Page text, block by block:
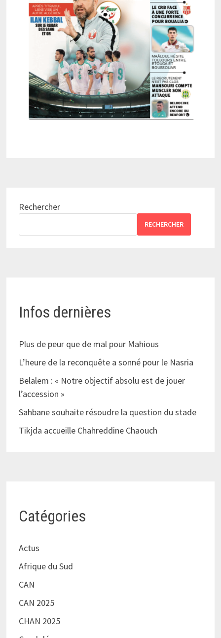
Rechercher
RECHERCHER
Infos dernières
Plus de peur que de mal pour Mahious
L’heure de la reconquête a sonné pour le Nasria
Belalem : « Notre objectif absolu est de jouer
l’accession »
Sahbane souhaite résoudre la question du stade
Tikjda accueille Chahreddine Chaouch
Catégories
Actus
Afrique du Sud
CAN
CAN 2025
CHAN 2025